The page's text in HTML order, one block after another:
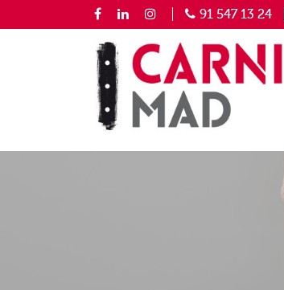
91 547 13 24